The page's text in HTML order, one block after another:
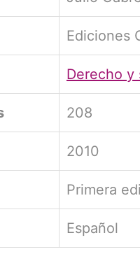
Ediciones
Derecho y
208
2010
Primera
Español